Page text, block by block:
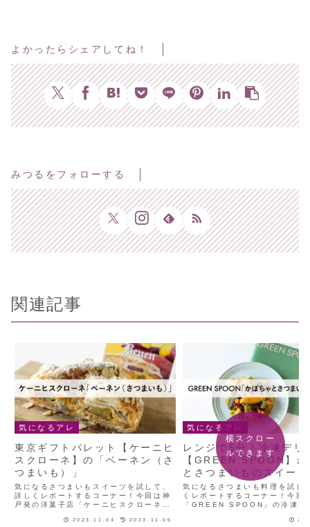
よかったらシェアしてね！
みつるをフォローする
関連記事
気になるアレ
東京ギフトパレット【ケーニヒ
スクローネ】の「ベーネン（さ
つまいも）」
気になるさつまいもスイーツを試して、
詳しくレポートするコーナー！今回は神
戸発の洋菓子店「ケーニヒスクローネ」
です！神戸発の洋菓子店「ケーニヒスク
2023.11.04 2023.11.06
気になるアレ
レンジで5分！冷凍デリ
【GREEN SPOON】
とさつまいものスイー
気になるさつまいも料理を試し
くレポートするコーナー！今回
「GREEN SPOON」の冷凍商
す。※この記事はプロモーショ
横スクロー
ルできます